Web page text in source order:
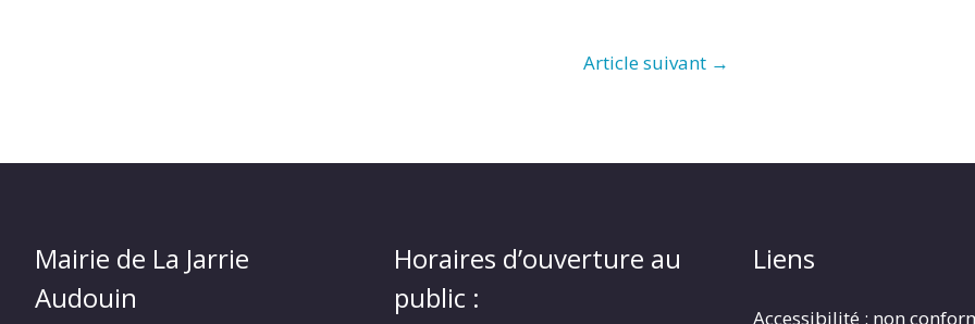
Article suivant →
Mairie de La Jarrie
Audouin
Horaires d’ouverture au
public :
Liens
Accessibilité : non